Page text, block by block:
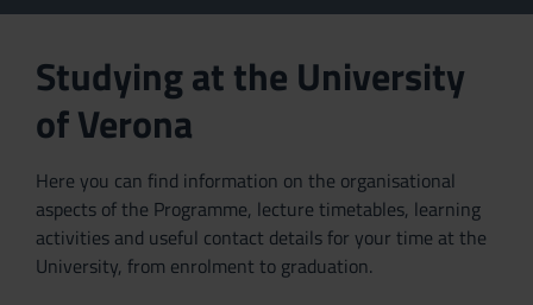
Studying at the University
of Verona
Here you can find information on the organisational
aspects of the Programme, lecture timetables, learning
activities and useful contact details for your time at the
University, from enrolment to graduation.